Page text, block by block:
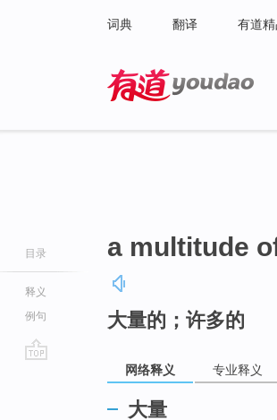
词典 翻译 有道
目录
释义
例句
a multitude
大量的；许多的
网络释义 专业释义
大量